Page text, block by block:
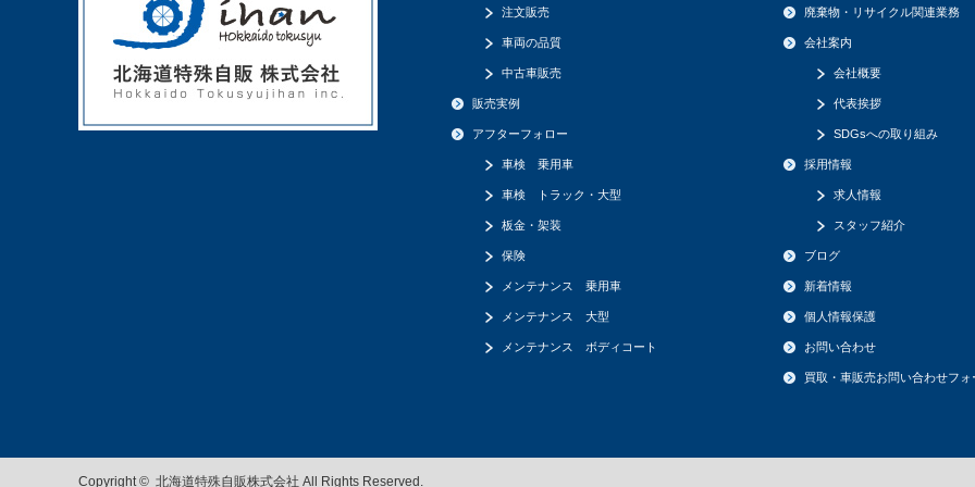
注文販売
車両の品質
中古車販売
販売実例
アフターフォロー
車検 乗用車
車検 トラック・大型
板金・架装
保険
メンテナンス 乗用車
メンテナンス 大型
メンテナンス ボディコート
廃棄物・リサイクル関連業務
会社案内
会社概要
代表挨拶
SDGsへの取り組み
採用情報
求人情報
スタッフ紹介
ブログ
新着情報
個人情報保護
お問い合わせ
買取・車販売お問い合わせフォ
Copyright © 北海道特殊自販株式会社 All Rights Reserved.